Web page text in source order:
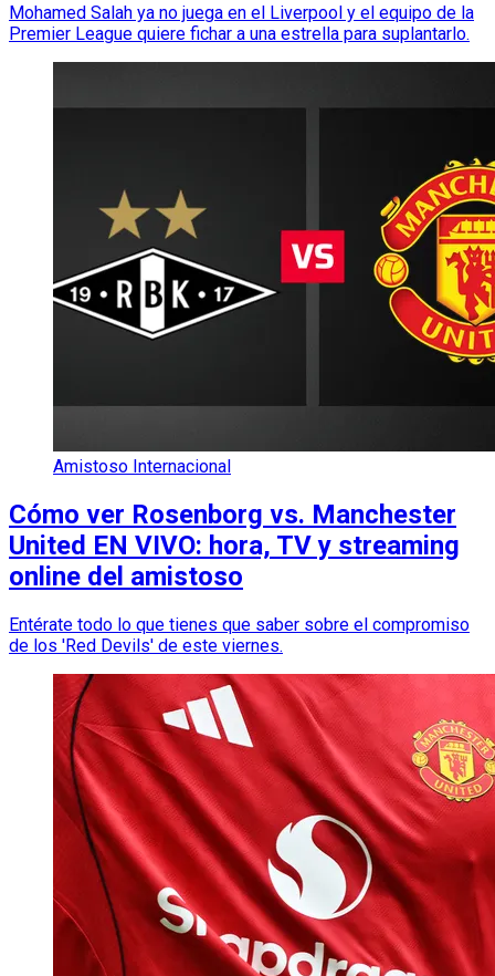
Mohamed Salah ya no juega en el Liverpool y el equipo de la
Premier League quiere fichar a una estrella para suplantarlo.
Amistoso Internacional
Cómo ver Rosenborg vs. Manchester
United EN VIVO: hora, TV y streaming
online del amistoso
Entérate todo lo que tienes que saber sobre el compromiso
de los 'Red Devils' de este viernes.